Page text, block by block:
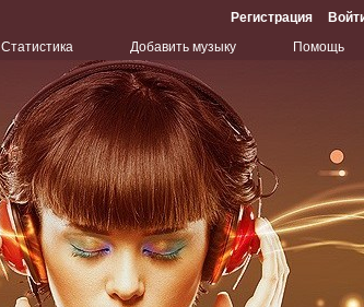
Регистрация
Статистика Добавить музыку Помощь